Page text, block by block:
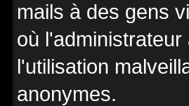
mails à des gens
où
l'utilisation
anonymes.